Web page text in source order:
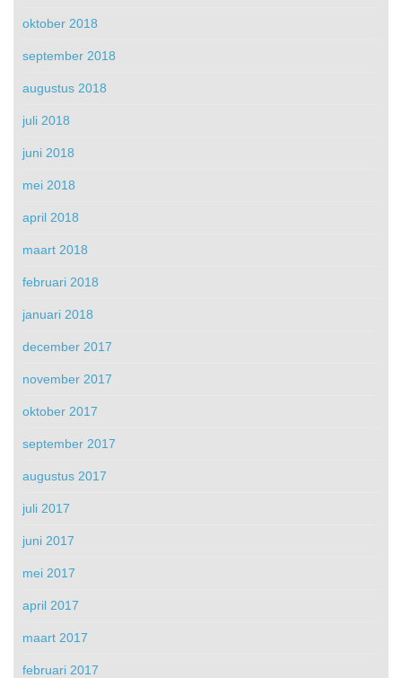
oktober 2018
september 2018
augustus 2018
juli 2018
juni 2018
mei 2018
april 2018
maart 2018
februari 2018
januari 2018
december 2017
november 2017
oktober 2017
september 2017
augustus 2017
juli 2017
juni 2017
mei 2017
april 2017
maart 2017
februari 2017